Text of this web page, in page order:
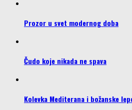
Prozor u svet modernog doba
Čudo koje nikada ne spava
Kolevka Mediterana i božanske